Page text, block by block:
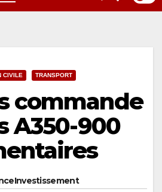
CIVILE TRANSPORT
commande
A350-900